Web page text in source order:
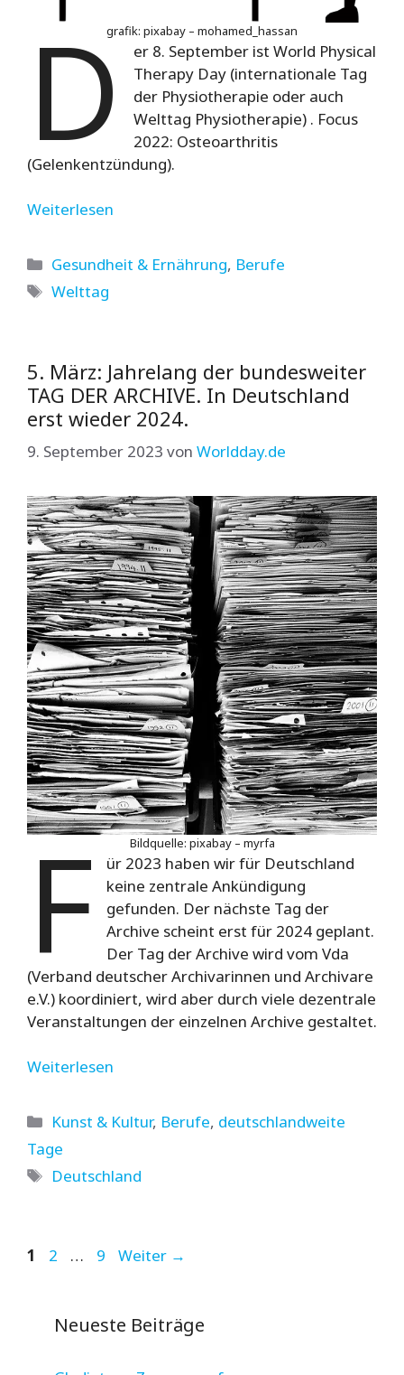
grafik: pixabay – mohamed_hassan
D
er 8. September ist World Physical
Therapy Day (internationale Tag
der Physiotherapie oder auch
Welttag Physiotherapie) . Focus
2022: Osteoarthritis
(Gelenkentzündung).
Weiterlesen
Kategorien
Gesundheit & Ernährung, Berufe
Schlagwörter
Welttag
5. März: Jahrelang der bundesweiter
TAG DER ARCHIVE. In Deutschland
erst wieder 2024.
9. September 2023 von Worldday.de
Bildquelle: pixabay – myrfa
F
ür 2023 haben wir für Deutschland
keine zentrale Ankündigung
gefunden. Der nächste Tag der
Archive scheint erst für 2024 geplant.
Der Tag der Archive wird vom Vda
(Verband deutscher Archivarinnen und Archivare
e.V.) koordiniert, wird aber durch viele dezentrale
Veranstaltungen der einzelnen Archive gestaltet.
Weiterlesen
Kategorien
Kunst & Kultur, Berufe, deutschlandweite
Tage
Schlagwörter
Deutschland
Seite
1 Seite
2 … Seite
9 Weiter →
Neueste Beiträge